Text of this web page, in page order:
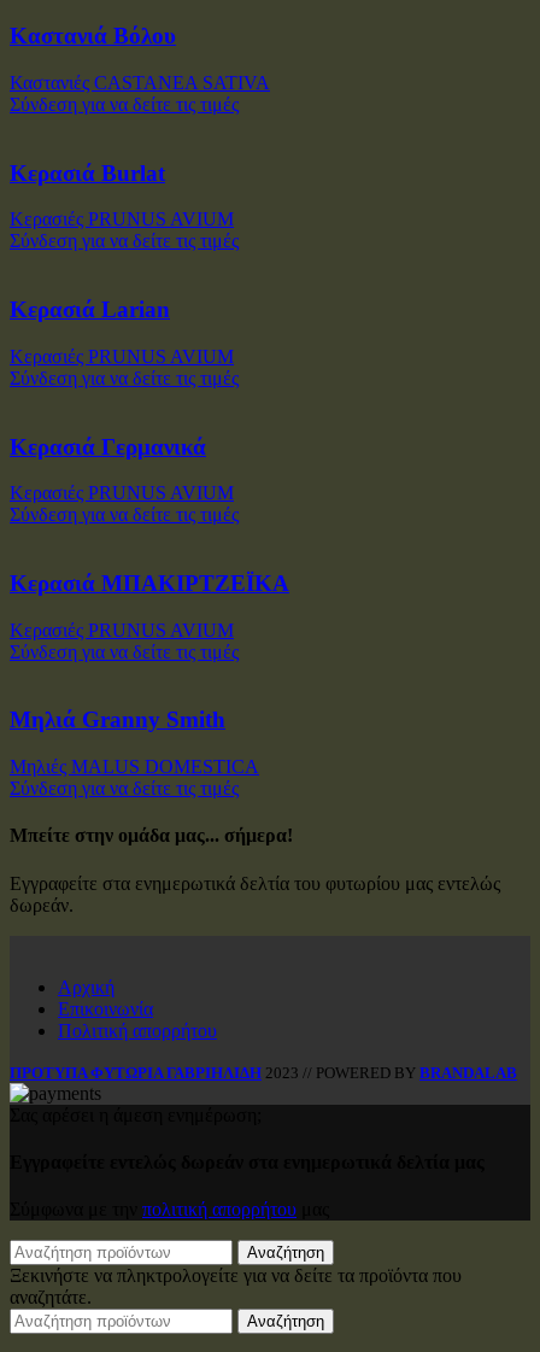
Καστανιά Βόλου
Καστανιές CASTANEA SATIVA
Σύνδεση για να δείτε τις τιμές
Κερασιά Burlat
Κερασιές PRUNUS AVIUM
Σύνδεση για να δείτε τις τιμές
Κερασιά Larian
Κερασιές PRUNUS AVIUM
Σύνδεση για να δείτε τις τιμές
Κερασιά Γερμανικά
Κερασιές PRUNUS AVIUM
Σύνδεση για να δείτε τις τιμές
Κερασιά ΜΠΑΚΙΡΤΖΕΪΚΑ
Κερασιές PRUNUS AVIUM
Σύνδεση για να δείτε τις τιμές
Μηλιά Granny Smith
Μηλιές MALUS DOMESTICA
Σύνδεση για να δείτε τις τιμές
Μπείτε στην ομάδα μας... σήμερα!
Εγγραφείτε στα ενημερωτικά δελτία του φυτωρίου μας εντελώς
δωρεάν.
Αρχική
Επικοινωνία
Πολιτική απορρήτου
ΠΡΟΤΥΠΑ ΦΥΤΩΡΙΑ ΓΑΒΡΙΗΛΙΔΗ 2023 // POWERED BY BRANDALAB
πολιτική απορρήτου
Αναζήτηση
Ξεκινήστε να πληκτρολογείτε για να δείτε τα προϊόντα που
αναζητάτε.
Αναζήτηση